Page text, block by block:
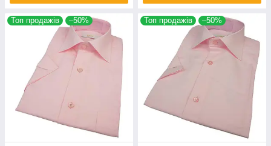
Топ продажів –50% Топ продажів –50%